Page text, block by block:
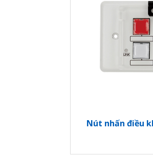
Inter-M America và
24/7” ARM-911
Phát 10 bản
hằng
Nếu có kết nối
Nút nhấn điều